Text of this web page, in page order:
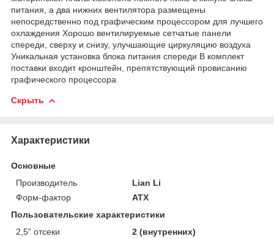
питания, а два нижних вентилятора размещены
непосредственно под графическим процессором для лучшего
охлаждения Хорошо вентилируемые сетчатые панели
спереди, сверху и снизу, улучшающие циркуляцию воздуха
Уникальная установка блока питания спереди В комплект
поставки входит кронштейн, препятствующий провисанию
графического процессора
Скрыть
Характеристики
Основные
Производитель
Lian Li
Форм-фактор
ATX
Пользовательские характеристики
2,5” отсеки
2 (внутренних)